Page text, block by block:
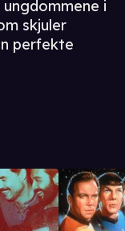
i
skjuler
perfekte